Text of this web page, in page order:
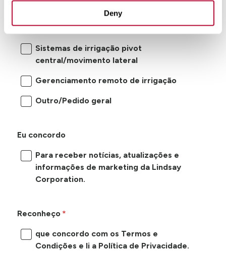
Deny
Estou interessado em:
Sistemas de irrigação pivot
central/movimento lateral
Gerenciamento remoto de irrigação
Outro/Pedido geral
Eu concordo
Para receber notícias, atualizações e
informações de marketing da Lindsay
Corporation.
Reconheço
que concordo com os Termos e
Condições e li a Política de Privacidade.